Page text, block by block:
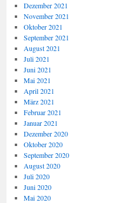
Dezember 2021
November 2021
Oktober 2021
September 2021
August 2021
Juli 2021
Juni 2021
Mai 2021
April 2021
März 2021
Februar 2021
Januar 2021
Dezember 2020
Oktober 2020
September 2020
August 2020
Juli 2020
Juni 2020
Mai 2020